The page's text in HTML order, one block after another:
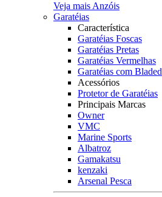
Veja mais Anzóis
Garatéias
Característica
Garatéias Foscas
Garatéias Pretas
Garatéias Vermelhas
Garatéias com Bladed
Acessórios
Protetor de Garatéias
Principais Marcas
Owner
VMC
Marine Sports
Albatroz
Gamakatsu
kenzaki
Arsenal Pesca